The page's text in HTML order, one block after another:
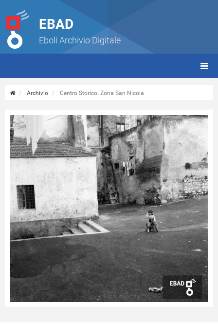
EBAD
Eboli Archivio Digitale
Archivio Centro Storico. Zona San Nicola